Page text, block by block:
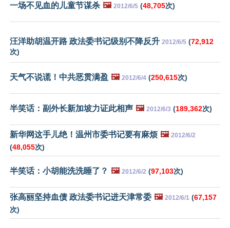
一场不见血的儿童节谋杀 🖼️ 2012/6/5 (48,705次)
汪洋助胡温开路 政法委书记级别不降反升 2012/6/5 (72,912
次)
天气不说谎！中共恶贯满盈 🖼️ 2012/6/4 (250,615次)
半笑话：副外长新加坡力证此相声 🖼️ 2012/6/3 (189,362次)
新华网这手儿绝！温州市委书记要有麻烦 🖼️ 2012/6/2
(48,055次)
半笑话：小胡能洗洗睡了？ 🖼️ 2012/6/2 (97,103次)
张高丽坚持血债 政法委书记进天津常委 🖼️ 2012/6/1 (67,157
次)